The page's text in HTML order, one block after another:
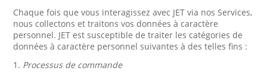
Chaque fois que vous interagissez avec JET via nos Services,
nous collectons et traitons vos données à caractère
personnel. JET est susceptible de traiter les catégories de
données à caractère personnel suivantes à des telles fins :
1. Processus de commande